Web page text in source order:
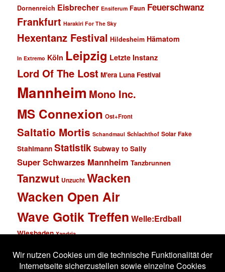
Dornenreich Eisbrecher Ensiferum Faun Feuerschwanz
Frankfurt Harakiri For The Sky
Hexentanz Festival Hildesheim Hämatom
In Extremo Köln Leipzig Letzte Instanz
Lord Of The Lost M'era Luna Festival
Mannheim Mono Inc.
MS Connexion Ost+Front
Saltatio Mortis Schandmaul Schlachthof Solar Fake
Stahlmann Statistik Subway to Sally
Super Schwarzes Mannheim Tanzbrunnen
Tanzwut Unzucht Wacken
Wacken Open Air
Wave Gotik Treffen Welle:Erdball
Wiesbaden Xandria
Impressum